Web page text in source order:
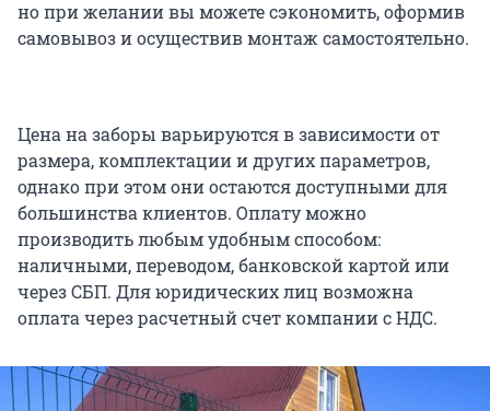
но при желании вы можете сэкономить, оформив
самовывоз и осуществив монтаж самостоятельно.
Цена на заборы варьируются в зависимости от
размера, комплектации и других параметров,
однако при этом они остаются доступными для
большинства клиентов. Оплату можно
производить любым удобным способом:
наличными, переводом, банковской картой или
через СБП. Для юридических лиц возможна
оплата через расчетный счет компании с НДС.